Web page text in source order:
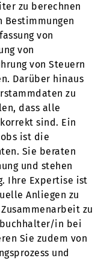
zu berechnen
Bestimmungen
von
von
von Steuern
Darüber hinaus
zu
dass alle
sind. Ein
ist die
Sie beraten
und stehen
Ihre Expertise ist
Anliegen zu
zu
in bei
Sie zudem von
und